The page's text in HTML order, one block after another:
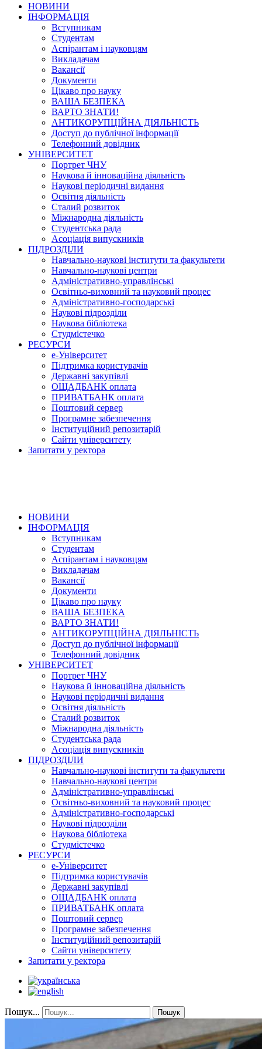
НОВИНИ
ІНФОРМАЦІЯ
Вступникам
Студентам
Аспірантам і науковцям
Викладачам
Вакансії
Документи
Цікаво про науку
ВАША БЕЗПЕКА
ВАРТО ЗНАТИ!
АНТИКОРУПЦІЙНА ДІЯЛЬНІСТЬ
Доступ до публічної інформації
Телефонний довідник
УНІВЕРСИТЕТ
Портрет ЧНУ
Наукова й інноваційна діяльність
Наукові періодичні видання
Освітня діяльність
Сталий розвиток
Міжнародна діяльність
Студентська рада
Асоціація випускників
ПІДРОЗДІЛИ
Навчально-наукові інститути та факультети
Навчально-наукові центри
Адміністративно-управлінські
Освітньо-виховний та науковий процес
Адміністративно-господарські
Наукові підрозділи
Наукова бібліотека
Студмістечко
РЕСУРСИ
е-Університет
Підтримка користувачів
Державні закупівлі
ОЩАДБАНК оплата
ПРИВАТБАНК оплата
Поштовий сервер
Програмне забезпечення
Інституційний репозитарій
Сайти університету
Запитати у ректора
НОВИНИ
ІНФОРМАЦІЯ
Вступникам
Студентам
Аспірантам і науковцям
Викладачам
Вакансії
Документи
Цікаво про науку
ВАША БЕЗПЕКА
ВАРТО ЗНАТИ!
АНТИКОРУПЦІЙНА ДІЯЛЬНІСТЬ
Доступ до публічної інформації
Телефонний довідник
УНІВЕРСИТЕТ
Портрет ЧНУ
Наукова й інноваційна діяльність
Наукові періодичні видання
Освітня діяльність
Сталий розвиток
Міжнародна діяльність
Студентська рада
Асоціація випускників
ПІДРОЗДІЛИ
Навчально-наукові інститути та факультети
Навчально-наукові центри
Адміністративно-управлінські
Освітньо-виховний та науковий процес
Адміністративно-господарські
Наукові підрозділи
Наукова бібліотека
Студмістечко
РЕСУРСИ
е-Університет
Підтримка користувачів
Державні закупівлі
ОЩАДБАНК оплата
ПРИВАТБАНК оплата
Поштовий сервер
Програмне забезпечення
Інституційний репозитарій
Сайти університету
Запитати у ректора
Пошук... Пошук